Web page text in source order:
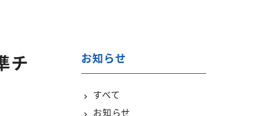
チ
お知らせ
すべて
お知らせ